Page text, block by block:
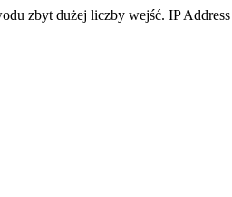
zbyt dużej liczby wejść. IP